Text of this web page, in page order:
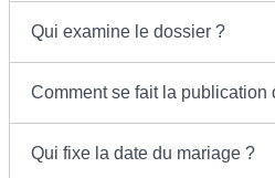
Qui examine le dossier ?
Comment se fait la publication
Qui fixe la date du mariage ?